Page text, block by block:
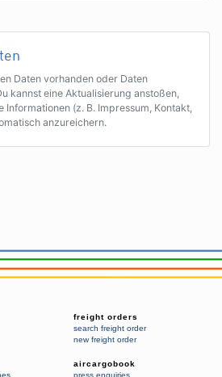
Daten vorhanden oder Daten
kannst eine Aktualisierung anstoßen,
(z. B. Impressum, Kontakt,
anzureichern.
freight orders
search freight order
new freight order
aircargobook
press enquiries